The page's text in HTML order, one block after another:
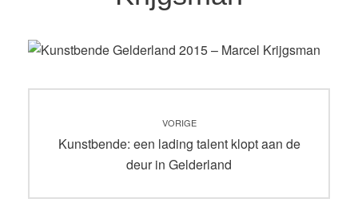
navigatie
VORIGE
Vorig
Kunstbende: een lading talent klopt aan de
deur in Gelderland